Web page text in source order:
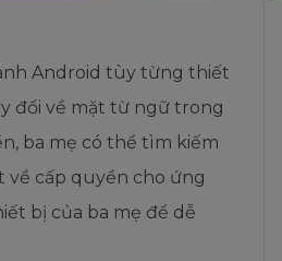
Android tùy từng thiết
đổi về mặt từ ngữ trong
ba mẹ có thể tìm kiếm
cấp quyền cho ứng
bị của ba mẹ để dễ